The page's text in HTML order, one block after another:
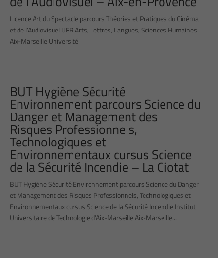
Licence Art du Spectacle parcours Théories et Pratiques du Cinéma
et de l’Audiovisuel UFR Arts, Lettres, Langues, Sciences Humaines
Aix-Marseille Université
BUT Hygiène Sécurité
Environnement parcours Science du
Danger et Management des
Risques Professionnels,
Technologiques et
Environnementaux cursus Science
de la Sécurité Incendie – La Ciotat
BUT Hygiène Sécurité Environnement parcours Science du Danger
et Management des Risques Professionnels, Technologiques et
Environnementaux cursus Science de la Sécurité Incendie Institut
Universitaire de Technologie d’Aix-Marseille Aix-Marseille...